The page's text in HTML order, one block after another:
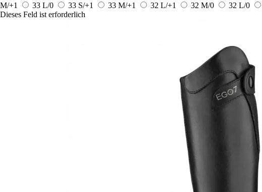
M/+1
33 L/0 33 S/+1 33 M/+1 32 L/+1 32 M/0 32 L/0
Dieses Feld ist erforderlich